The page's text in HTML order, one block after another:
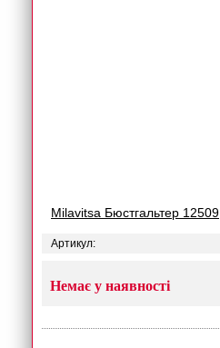
Milavitsa Бюстгальтер 12509
Артикул:
Немає у наявності